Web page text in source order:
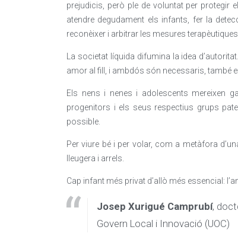
prejudicis, però ple de voluntat per protegir
atendre degudament els infants, fer la
reconèixer i arbitrar les mesures
La societat líquida difumina la idea
amor al fill, i ambdós són necessaris, també
Els nens i nenes i adolescents mereixen
progenitors i els seus respectius grups
possible.
Per viure bé i per volar, com a metàfora
lleugera i arrels.
Cap infant més privat d’allò més essencial:
Josep Xurigué Camprubí,
Govern Local i Innovació (UOC)